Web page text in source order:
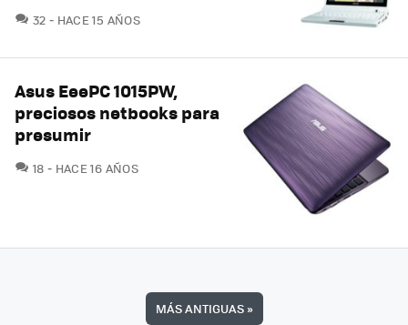
32 COMENTARIOS
HACE 15 AÑOS
Asus EeePC 1015PW,
preciosos netbooks para
presumir
18 COMENTARIOS
HACE 16 AÑOS
MÁS ANTIGUAS»